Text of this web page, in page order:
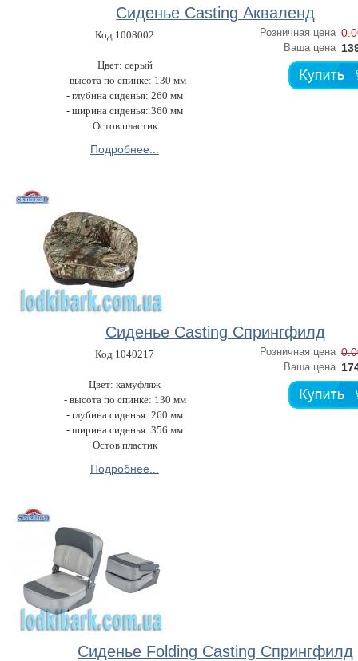
Сиденье Casting Акваленд
Код 1008002
Цвет: серый
- высота по спинке: 130 мм
- глубина сиденья: 260 мм
- ширина сиденья: 360 мм
Остов пластик
Подробнее...
Розничная цена
Ваша цена
Сиденье Casting Спрингфилд
Код 1040217
Цвет: камуфляж
- высота по спинке: 130 мм
- глубина сиденья: 260 мм
- ширина сиденья: 356 мм
Остов пластик
Подробнее...
Розничная цена
Ваша цена
Сиденье Folding Casting Спрингфилд